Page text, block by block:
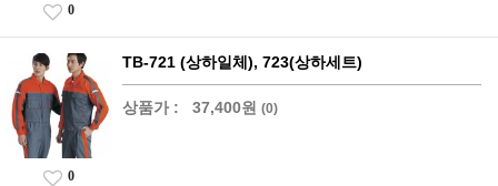
0
TB-721 (상하일체), 723(상하세트)
상품가 : 37,400원 (0)
0